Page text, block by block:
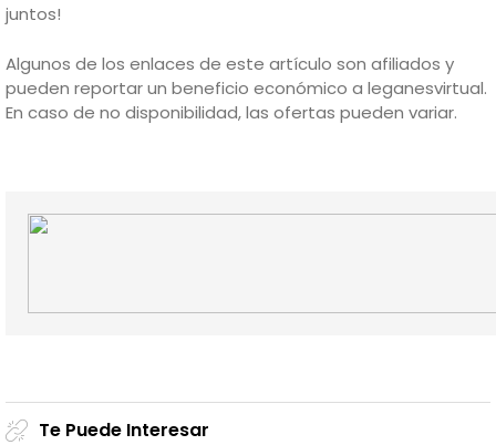
juntos!
Algunos de los enlaces de este artículo son afiliados y
pueden reportar un beneficio económico a leganesvirtual.
En caso de no disponibilidad, las ofertas pueden variar.
Te Puede Interesar